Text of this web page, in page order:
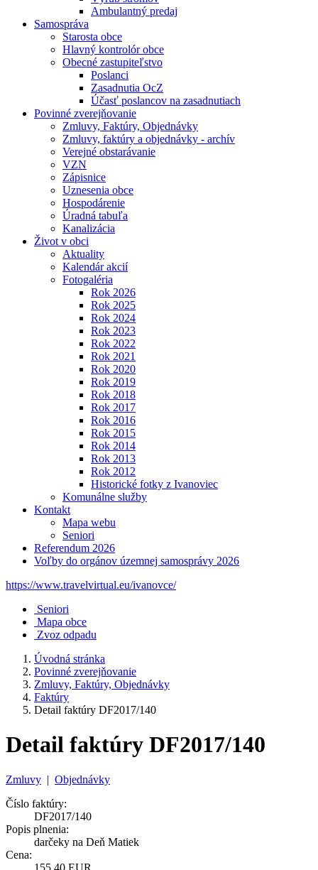
Ambulantný predaj
Samospráva
Starosta obce
Hlavný kontrolór obce
Obecné zastupiteľstvo
Poslanci
Zasadnutia OcZ
Účasť poslancov na zasadnutiach
Povinné zverejňovanie
Zmluvy, Faktúry, Objednávky
Zmluvy, faktúry a objednávky - archív
Verejné obstarávanie
VZN
Zápisnice
Uznesenia obce
Hospodárenie
Úradná tabuľa
Kanalizácia
Život v obci
Aktuality
Kalendár akcií
Fotogaléria
Rok 2026
Rok 2025
Rok 2024
Rok 2023
Rok 2022
Rok 2021
Rok 2020
Rok 2019
Rok 2018
Rok 2017
Rok 2016
Rok 2015
Rok 2014
Rok 2013
Rok 2012
Historické fotky z Ivanoviec
Komunálne služby
Kontakt
Mapa webu
Seniori
Referendum 2026
Voľby do orgánov územnej samosprávy 2026
https://www.travelvirtual.eu/ivanovce/
Seniori
Mapa obce
Zvoz odpadu
Úvodná stránka
Povinné zverejňovanie
Zmluvy, Faktúry, Objednávky
Faktúry
Detail faktúry DF2017/140
Detail faktúry DF2017/140
Zmluvy | Objednávky
Číslo faktúry:
DF2017/140
Popis plnenia:
darčeky na Deň Matiek
Cena:
155,40 EUR